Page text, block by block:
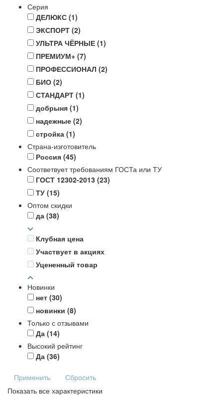
Серия
ДЕЛЮКС (1)
ЭКСПОРТ (2)
УЛЬТРА ЧЁРНЫЕ (1)
ПРЕМИУМ+ (7)
ПРОФЕССИОНАЛ (2)
БИО (2)
СТАНДАРТ (1)
добрыня (1)
надежные (2)
стройка (1)
Страна-изготовитель
Россия (45)
Соответвует требованиям ГОСТа или ТУ
ГОСТ 12302-2013 (23)
ТУ (15)
Оптом скидки
да (38)
Клубная цена
Участвует в акциях
Уцененный товар
Новинки
нет (30)
новинки (8)
Только с отзывами
Да (14)
Высокий рейтинг
Да (36)
Применить
Сбросить
Показать все характеристики